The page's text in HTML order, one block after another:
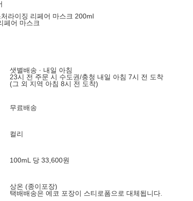
라이징 리페어 마스크 200ml
페어 마스크
샛별배송 · 내일 아침
23시 전 주문 시 수도권/충청 내일 아침 7시 전 도착
(그 외 지역 아침 8시 전 도착)
무료배송
컬리
100mL 당 33,600원
상온 (종이포장)
택배배송은 에코 포장이 스티로폼으로 대체됩니다.